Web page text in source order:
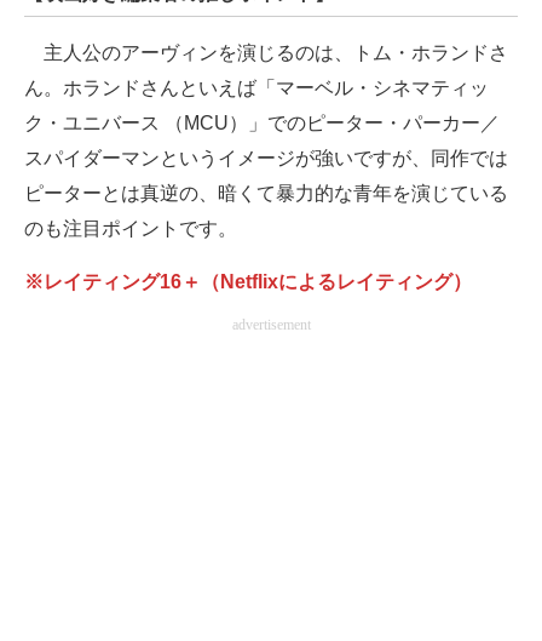
主人公のアーヴィンを演じるのは、トム・ホランドさ
ん。ホランドさんといえば「マーベル・シネマティッ
ク・ユニバース （MCU）」でのピーター・パーカー／
スパイダーマンというイメージが強いですが、同作では
ピーターとは真逆の、暗くて暴力的な青年を演じている
のも注目ポイントです。
※レイティング16＋（Netflixによるレイティング）
advertisement